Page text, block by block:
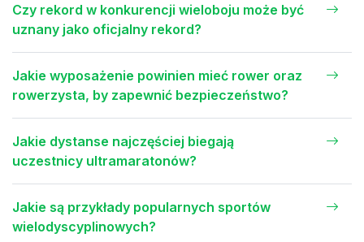
Czy rekord w konkurencji wieloboju może być
uznany jako oficjalny rekord?
Jakie wyposażenie powinien mieć rower oraz
rowerzysta, by zapewnić bezpieczeństwo?
Jakie dystanse najczęściej biegają
uczestnicy ultramaratonów?
Jakie są przykłady popularnych sportów
wielodyscyplinowych?